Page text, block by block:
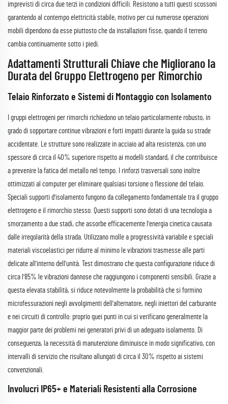
imprevisti di circa due terzi in condizioni difficili. Resistono a tutti questi scossoni
garantendo al contempo elettricità stabile, motivo per cui numerose operazioni
mobili dipendono da esse piuttosto che da installazioni fisse, quando il terreno
cambia continuamente sotto i piedi.
Adattamenti Strutturali Chiave che Migliorano la
Durata del Gruppo Elettrogeno per Rimorchio
Telaio Rinforzato e Sistemi di Montaggio con Isolamento
I gruppi elettrogeni per rimorchi richiedono un telaio particolarmente robusto, in
grado di sopportare continue vibrazioni e forti impatti durante la guida su strade
accidentate. Le strutture sono realizzate in acciaio ad alta resistenza, con uno
spessore di circa il 40% superiore rispetto ai modelli standard, il che contribuisce
a prevenire la fatica del metallo nel tempo. I rinforzi trasversali sono inoltre
ottimizzati al computer per eliminare qualsiasi torsione o flessione del telaio.
Speciali supporti d'isolamento fungono da collegamento fondamentale tra il gruppo
elettrogeno e il rimorchio stesso. Questi supporti sono dotati di una tecnologia a
smorzamento a due stadi, che assorbe efficacemente l'energia cinetica causata
dalle irregolarità della strada. Utilizzano molle a progressività variabile e speciali
materiali viscoelastici per ridurre al minimo le vibrazioni trasmesse alle parti
delicate all'interno dell'unità. Test dimostrano che questa configurazione riduce di
circa l'85% le vibrazioni dannose che raggiungono i componenti sensibili. Grazie a
questa elevata stabilità, si riduce notevolmente la probabilità che si formino
microfessurazioni negli avvolgimenti dell'alternatore, negli iniettori del carburante
e nei circuiti di controllo: proprio quei punti in cui si verificano generalmente la
maggior parte dei problemi nei generatori privi di un adeguato isolamento. Di
conseguenza, la necessità di manutenzione diminuisce in modo significativo, con
intervalli di servizio che risultano allungati di circa il 30% rispetto ai sistemi
convenzionali.
Involucri IP65+ e Materiali Resistenti alla Corrosione